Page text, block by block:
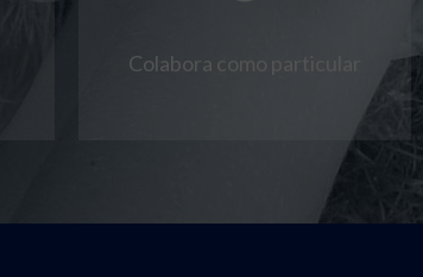
Colabora como particular